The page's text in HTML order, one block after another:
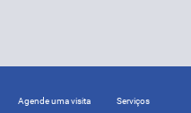
Agende uma visita Serviços